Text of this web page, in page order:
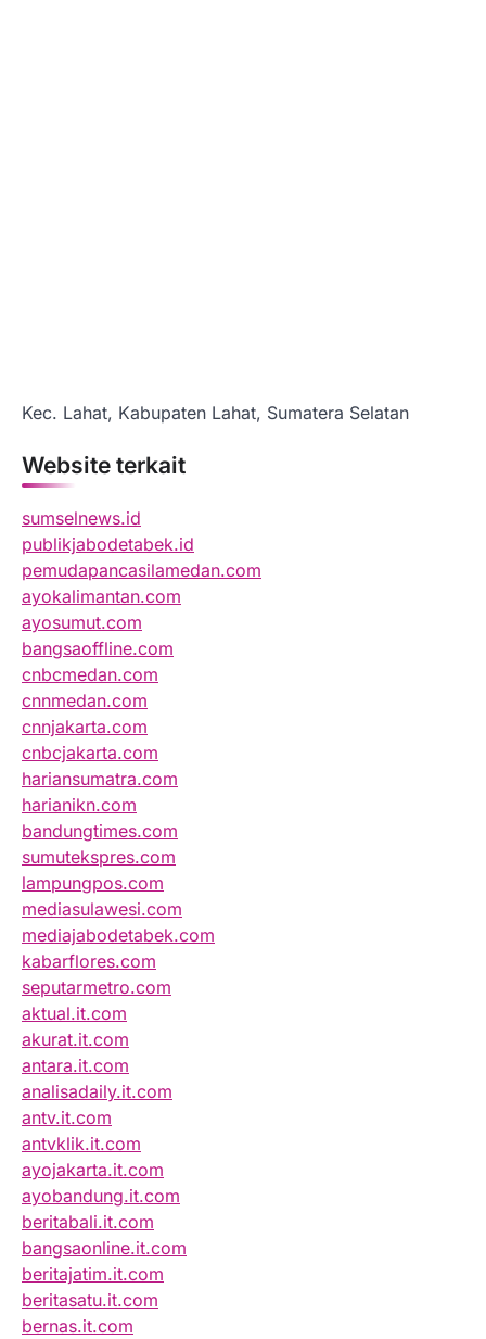
Kec. Lahat, Kabupaten Lahat, Sumatera Selatan
Website terkait
sumselnews.id
publikjabodetabek.id
pemudapancasilamedan.com
ayokalimantan.com
ayosumut.com
bangsaoffline.com
cnbcmedan.com
cnnmedan.com
cnnjakarta.com
cnbcjakarta.com
hariansumatra.com
harianikn.com
bandungtimes.com
sumutekspres.com
lampungpos.com
mediasulawesi.com
mediajabodetabek.com
kabarflores.com
seputarmetro.com
aktual.it.com
akurat.it.com
antara.it.com
analisadaily.it.com
antv.it.com
antvklik.it.com
ayojakarta.it.com
ayobandung.it.com
beritabali.it.com
bangsaonline.it.com
beritajatim.it.com
beritasatu.it.com
bernas.it.com